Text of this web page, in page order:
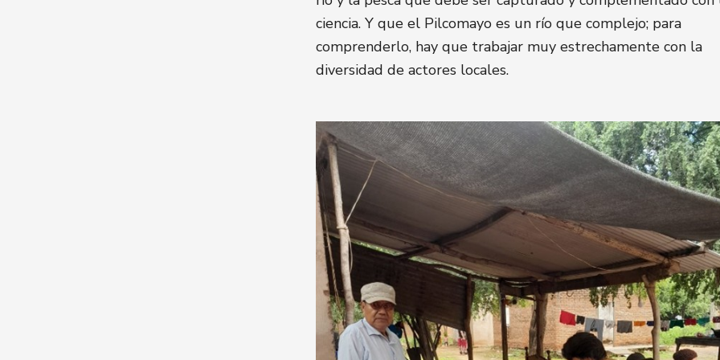
ciencia. Y que el Pilcomayo es un río que complejo; para
comprenderlo, hay que trabajar muy estrechamente con la
diversidad de actores locales.